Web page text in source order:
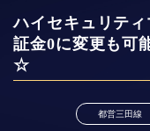
ハイセキュリテ
証金0に変更も可
☆
都営三田線